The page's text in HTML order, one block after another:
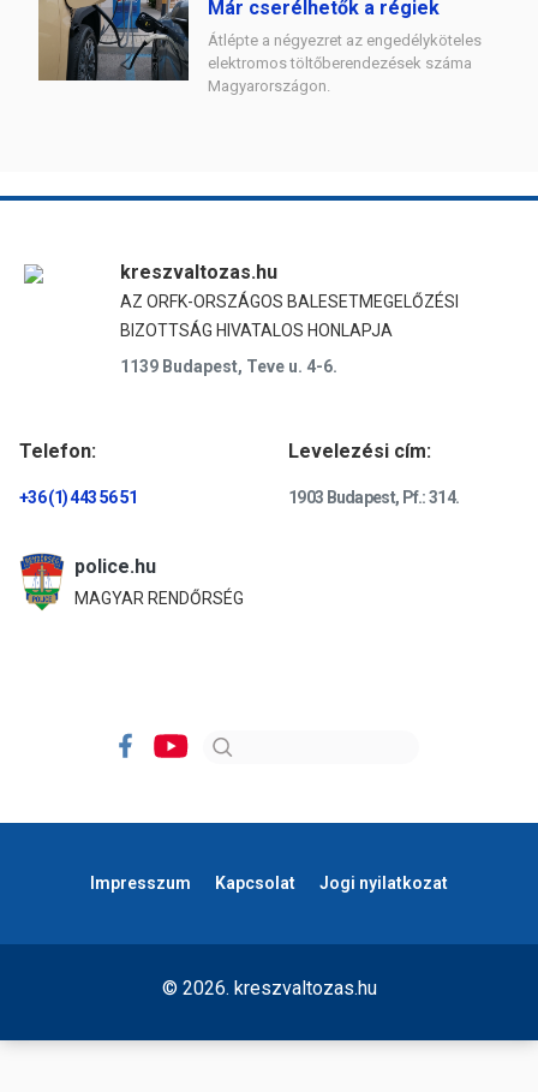
Már cserélhetők a régiek
Átlépte a négyezret az engedélyköteles
elektromos töltőberendezések száma
Magyarországon.
kreszvaltozas.hu
AZ ORFK-ORSZÁGOS BALESETMEGELŐZÉSI
BIZOTTSÁG HIVATALOS HONLAPJA
1139 Budapest, Teve u. 4-6.
Telefon:
+36 (1) 443 56 51
Levelezési cím:
1903 Budapest, Pf.: 314.
police.hu
MAGYAR RENDŐRSÉG
Impresszum Kapcsolat Jogi nyilatkozat
© 2026. kreszvaltozas.hu